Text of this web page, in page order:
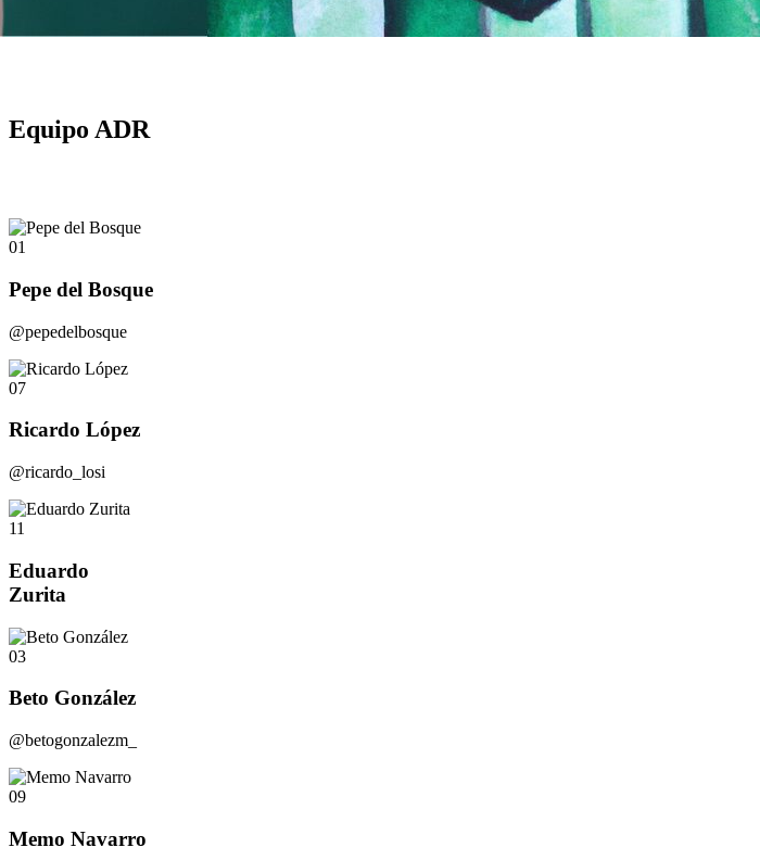
Equipo ADR
01
Pepe del Bosque
@pepedelbosque
07
Ricardo López
@ricardo_losi
11
Eduardo
Zurita
03
Beto González
@betogonzalezm_
09
Memo Navarro